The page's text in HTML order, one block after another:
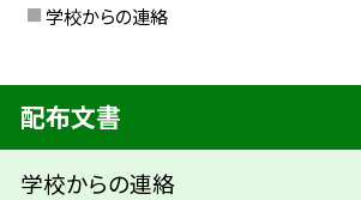
学校からの連絡
配布文書
学校からの連絡